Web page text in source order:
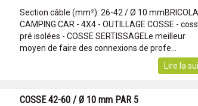
Section câble (mm²): 26-42 / Ø 10
CAMPING CAR - 4X4 - OUTILLAGE COSSE -
pré isolées - COSSE SERTISSAGELe meilleur
moyen de faire des connexions de profe...
Lire la
COSSE 42-60 / Ø 10 mm PAR 5